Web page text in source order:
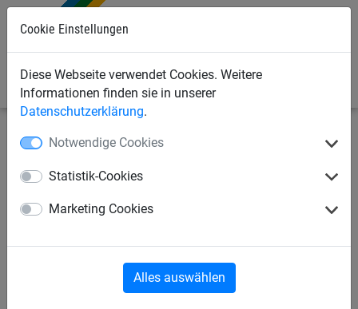
Cookie Einstellungen
Diese Webseite verwendet Cookies. Weitere
Informationen finden sie in unserer
Datenschutzerklärung.
Notwendige Cookies
Statistik-Cookies
Marketing Cookies
Alles auswählen
Seilspielgeräte Zubehörprogramm
Poller